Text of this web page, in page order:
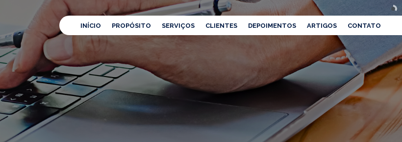
INÍCIO PROPÓSITO SERVIÇOS CLIENTES DEPOIMENTOS ARTIGOS CONTATO